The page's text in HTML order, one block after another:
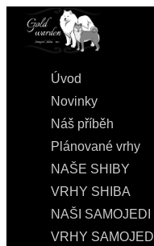
Úvod
Novinky
Náš příběh
Plánované vrhy
NAŠE SHIBY
VRHY SHIBA
NAŠI SAMOJEDI
VRHY SAMOJED